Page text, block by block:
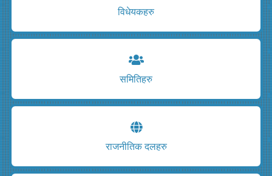
विधेयकहरु
समितिहरु
राजनीतिक दलहरु